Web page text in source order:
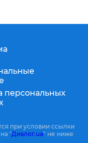
персональных
при условии ссылки
"Диалог.ua" не ниже